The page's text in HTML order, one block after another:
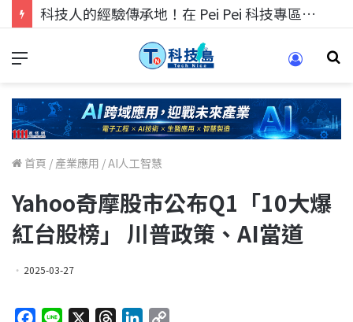
科技人的經驗傳承地！在 Pei Pei 科技專區，與學弟妹交流最硬核的技術
首頁 / 產業應用 /AI人工智慧
Yahoo奇摩股市公布Q1「10大爆
紅台股榜」 川普政策、AI當道
2025-03-27